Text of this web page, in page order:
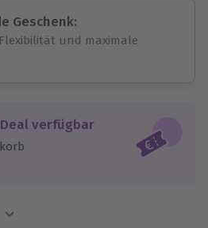
Geschenk:
und maximale
alle Erlebnisse einlösbar.
verfügbar